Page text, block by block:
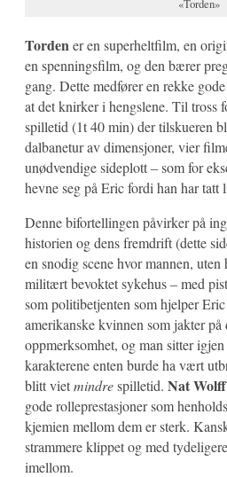
«Torden»
Tordener en superheltfilm, en
en spenningsfilm, og den bærer
gang. Dette medfører en rekke
at det knirker i hengslene. Til tross
spilletid (1t 40 min) der tilskueren
dalbanetur av dimensjoner, vier
unødvendige sideplott – som for
hevne seg på Eric fordi han har tatt
Denne bifortellingen påvirker på
historien og dens fremdrift (dette
en snodig scene hvor mannen,
militært bevoktet sykehus – med
som politibetjenten som hjelper
amerikanske kvinnen som jakter
oppmerksomhet, og man sitter
karakterene enten burde ha vært
blitt vietmindrespilletid. Nat Wolff
gode rolleprestasjoner som
kjemien mellom dem er sterk.
strammere klippet og med
imellom.